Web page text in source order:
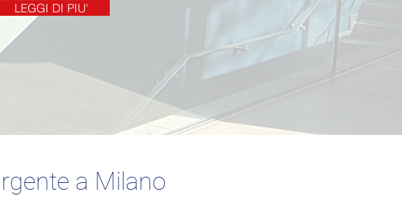
LEGGI DI PIU'
a Milano